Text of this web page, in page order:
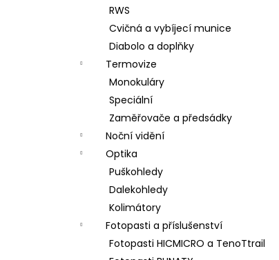
RWS
Cvičná a vybíjecí munice
Diabolo a doplňky
Termovize
Monokuláry
Speciální
Zaměřovače a předsádky
Noční vidění
Optika
Puškohledy
Dalekohledy
Kolimátory
Fotopasti a příslušenství
Fotopasti HICMICRO a TenoTtrail